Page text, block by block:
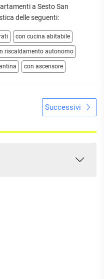
a Sesto San
delle seguenti:
con cucina abitabile
riscaldamento autonomo
con ascensore
Successivi